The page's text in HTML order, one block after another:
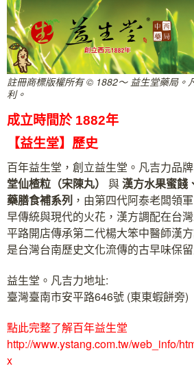
註冊商標版權所有 © 1882～ 益生堂藥局。
利。
成立時間於 1882年
【益生堂】歷史
百年益生堂，創立益生堂。凡吉力品
堂仙楂粒（宋陳丸） 與漢方水果蜜餞
藥膳食補系列 ，由第四代阿泰老闆領
早傳統與現代的火花，漢方調配在台
平路開店傳承第二代楊大笨中醫師漢
是台灣台南歷史文化流傳的古早味保
益生堂。凡吉力地址:
臺灣臺南市安平路646號 (東東蝦餅旁)
點此完整了解百年益生堂
http://www.ystang.com.tw/web_info/
x